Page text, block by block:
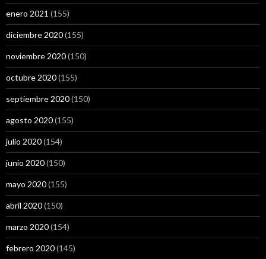
enero 2021 (155)
diciembre 2020(155)
noviembre 2020(150)
octubre 2020(155)
septiembre 2020(150)
agosto 2020(155)
julio 2020(154)
junio 2020(150)
mayo 2020(155)
abril 2020(150)
marzo 2020(154)
febrero 2020(145)